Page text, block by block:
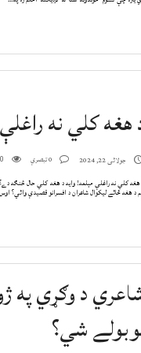
هغه کلي نه
جولائی 22, 2024 0
کلي نه راغلې مېلمه! وايه د هغه کلي حال څنګه
د هغه ځائے ليکوال شاعران د افسرانو قصيدې وائي؟
د وګړي په
شي؟